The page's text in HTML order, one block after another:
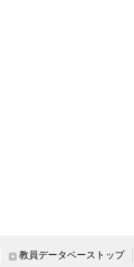
教員データベーストップ